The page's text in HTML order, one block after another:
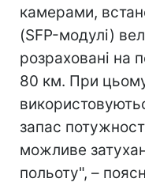
камерами,
(SFP-модулі)
розраховані на
80 км. При
запас
можливе
польоту", –